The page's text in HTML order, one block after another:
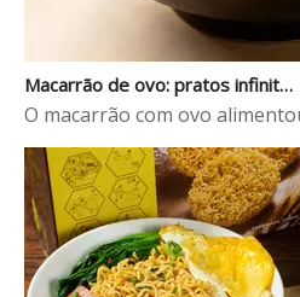
Macarrão de ovo: pratos infinitos com um ingrediente versátil
O macarrão com ovo